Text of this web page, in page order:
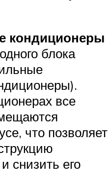
кондиционеры
блока
все
что позволяет
снизить его